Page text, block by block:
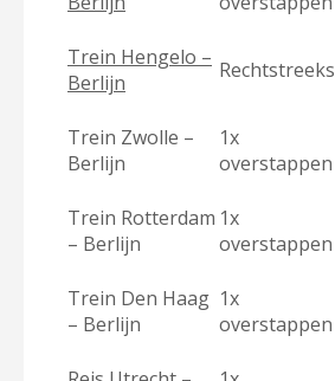
Trein Hengelo –
Berlijn
Rechtstreeks
Trein Zwolle –
Berlijn
1x
overstappen
Trein Rotterdam
– Berlijn
1x
overstappen
Trein Den Haag
– Berlijn
1x
overstappen